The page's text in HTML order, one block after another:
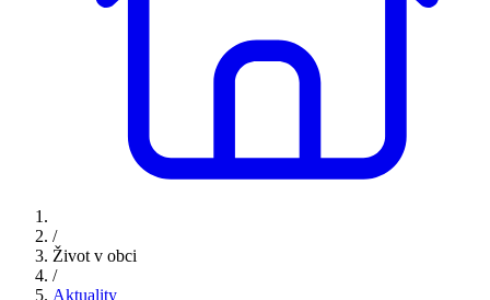
/
Život v obci
/
Aktuality